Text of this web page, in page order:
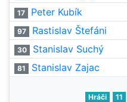
17 Peter Kubík
97 Rastislav Štefáni
30 Stanislav Suchý
81 Stanislav Zajac
Hráči 11